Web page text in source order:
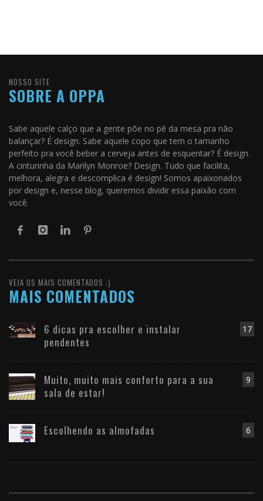
NOSSO SITE
SOBRE A OPPA
Sabe aquele calço que a gente põe no pé da mesa pra não
balançar? É design. Sabe aquele copo que tem o tamanho
perfeito pra você beber a cerveja antes de esquentar? É design.
A cinturinha da Marilyn Monroe? Design. Tudo que facilita,
melhora, alegra e descomplica é design! Somos apaixonados
por design e, nesse blog, queremos dividir essa paixão com
você.
VEJA OS MAIS COMENTADOS ;)
MAIS COMENTADOS
17
6 dicas pra escolher e instalar
pendentes
9
Muito, muito mais conforto para a sua
sala de estar!
6
Escolhendo as almofadas